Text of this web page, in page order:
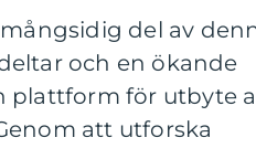
del av
och en ökande
plattform för utbyte
att utforska